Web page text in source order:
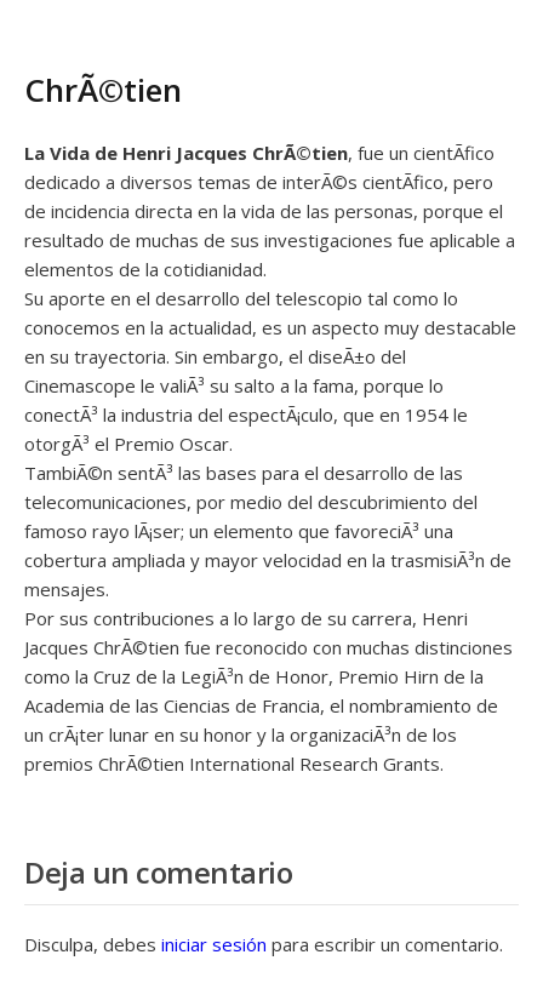
ChrÃ©tien
La Vida de Henri Jacques ChrÃ©tien, fue un cientÃ­fico
dedicado a diversos temas de interÃ©s cientÃ­fico, pero
de incidencia directa en la vida de las personas, porque el
resultado de muchas de sus investigaciones fue aplicable a
elementos de la cotidianidad.
Su aporte en el desarrollo del telescopio tal como lo
conocemos en la actualidad, es un aspecto muy destacable
en su trayectoria. Sin embargo, el diseÃ±o del
Cinemascope le valiÃ³ su salto a la fama, porque lo
conectÃ³ la industria del espectÃ¡culo, que en 1954 le
otorgÃ³ el Premio Oscar.
TambiÃ©n sentÃ³ las bases para el desarrollo de las
telecomunicaciones, por medio del descubrimiento del
famoso rayo lÃ¡ser; un elemento que favoreciÃ³ una
cobertura ampliada y mayor velocidad en la trasmisiÃ³n de
mensajes.
Por sus contribuciones a lo largo de su carrera, Henri
Jacques ChrÃ©tien fue reconocido con muchas distinciones
como la Cruz de la LegiÃ³n de Honor, Premio Hirn de la
Academia de las Ciencias de Francia, el nombramiento de
un crÃ¡ter lunar en su honor y la organizaciÃ³n de los
premios ChrÃ©tien International Research Grants.
Deja un comentario
Disculpa, debes iniciar sesión para escribir un comentario.